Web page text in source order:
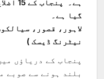
ہے۔
گیا ہے۔
لاہور، قصور،
نیٹرنگ ڈیسک )
پنجاب کے دریاؤں
بلند ہونے سے صوبے